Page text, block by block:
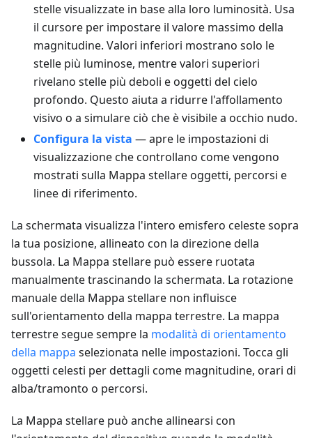
stelle visualizzate in base alla loro luminosità. Usa
il cursore per impostare il valore massimo della
magnitudine. Valori inferiori mostrano solo le
stelle più luminose, mentre valori superiori
rivelano stelle più deboli e oggetti del cielo
profondo. Questo aiuta a ridurre l'affollamento
visivo o a simulare ciò che è visibile a occhio nudo.
Configura la vista — apre le impostazioni di
visualizzazione che controllano come vengono
mostrati sulla Mappa stellare oggetti, percorsi e
linee di riferimento.
La schermata visualizza l'intero emisfero celeste sopra
la tua posizione, allineato con la direzione della
bussola. La Mappa stellare può essere ruotata
manualmente trascinando la schermata. La rotazione
manuale della Mappa stellare non influisce
sull'orientamento della mappa terrestre. La mappa
terrestre segue sempre la modalità di orientamento
della mappa selezionata nelle impostazioni. Tocca gli
oggetti celesti per dettagli come magnitudine, orari di
alba/tramonto o percorsi.
La Mappa stellare può anche allinearsi con